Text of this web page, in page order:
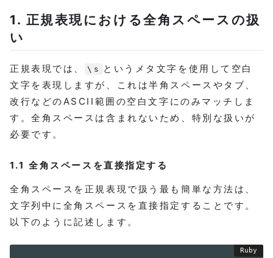
1. 正規表現における全角スペースの扱
い
正規表現では、 \s
というメタ文字を使用して空白
文字を表現しますが、これは半角スペースやタブ、
改行などのASCII範囲の空白文字にのみマッチしま
す。全角スペースは含まれないため、特別な扱いが
必要です。
1.1 全角スペースを直接指定する
全角スペースを正規表現で扱う最も簡単な方法は、
文字列中に全角スペースを直接指定することです。
以下のように記述します。